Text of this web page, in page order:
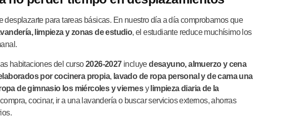
desplazarte para tareas básicas. En nuestro día a día comprobamos que
limpieza y zonas de estudio, el estudiante reduce muchísimo los
habitaciones del curso2026-2027incluyedesayuno, almuerzo y cena
por cocinera propia, lavado de ropa personal y de cama una
de gimnasio los miércoles y viernesy limpieza diaria de la
cocinar, ir a una lavandería o buscar servicios externos, ahorras